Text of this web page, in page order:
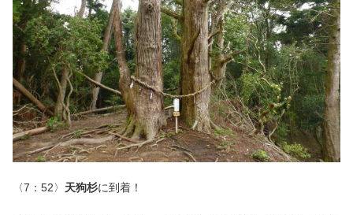
〈7：52〉 天狗杉に到着！